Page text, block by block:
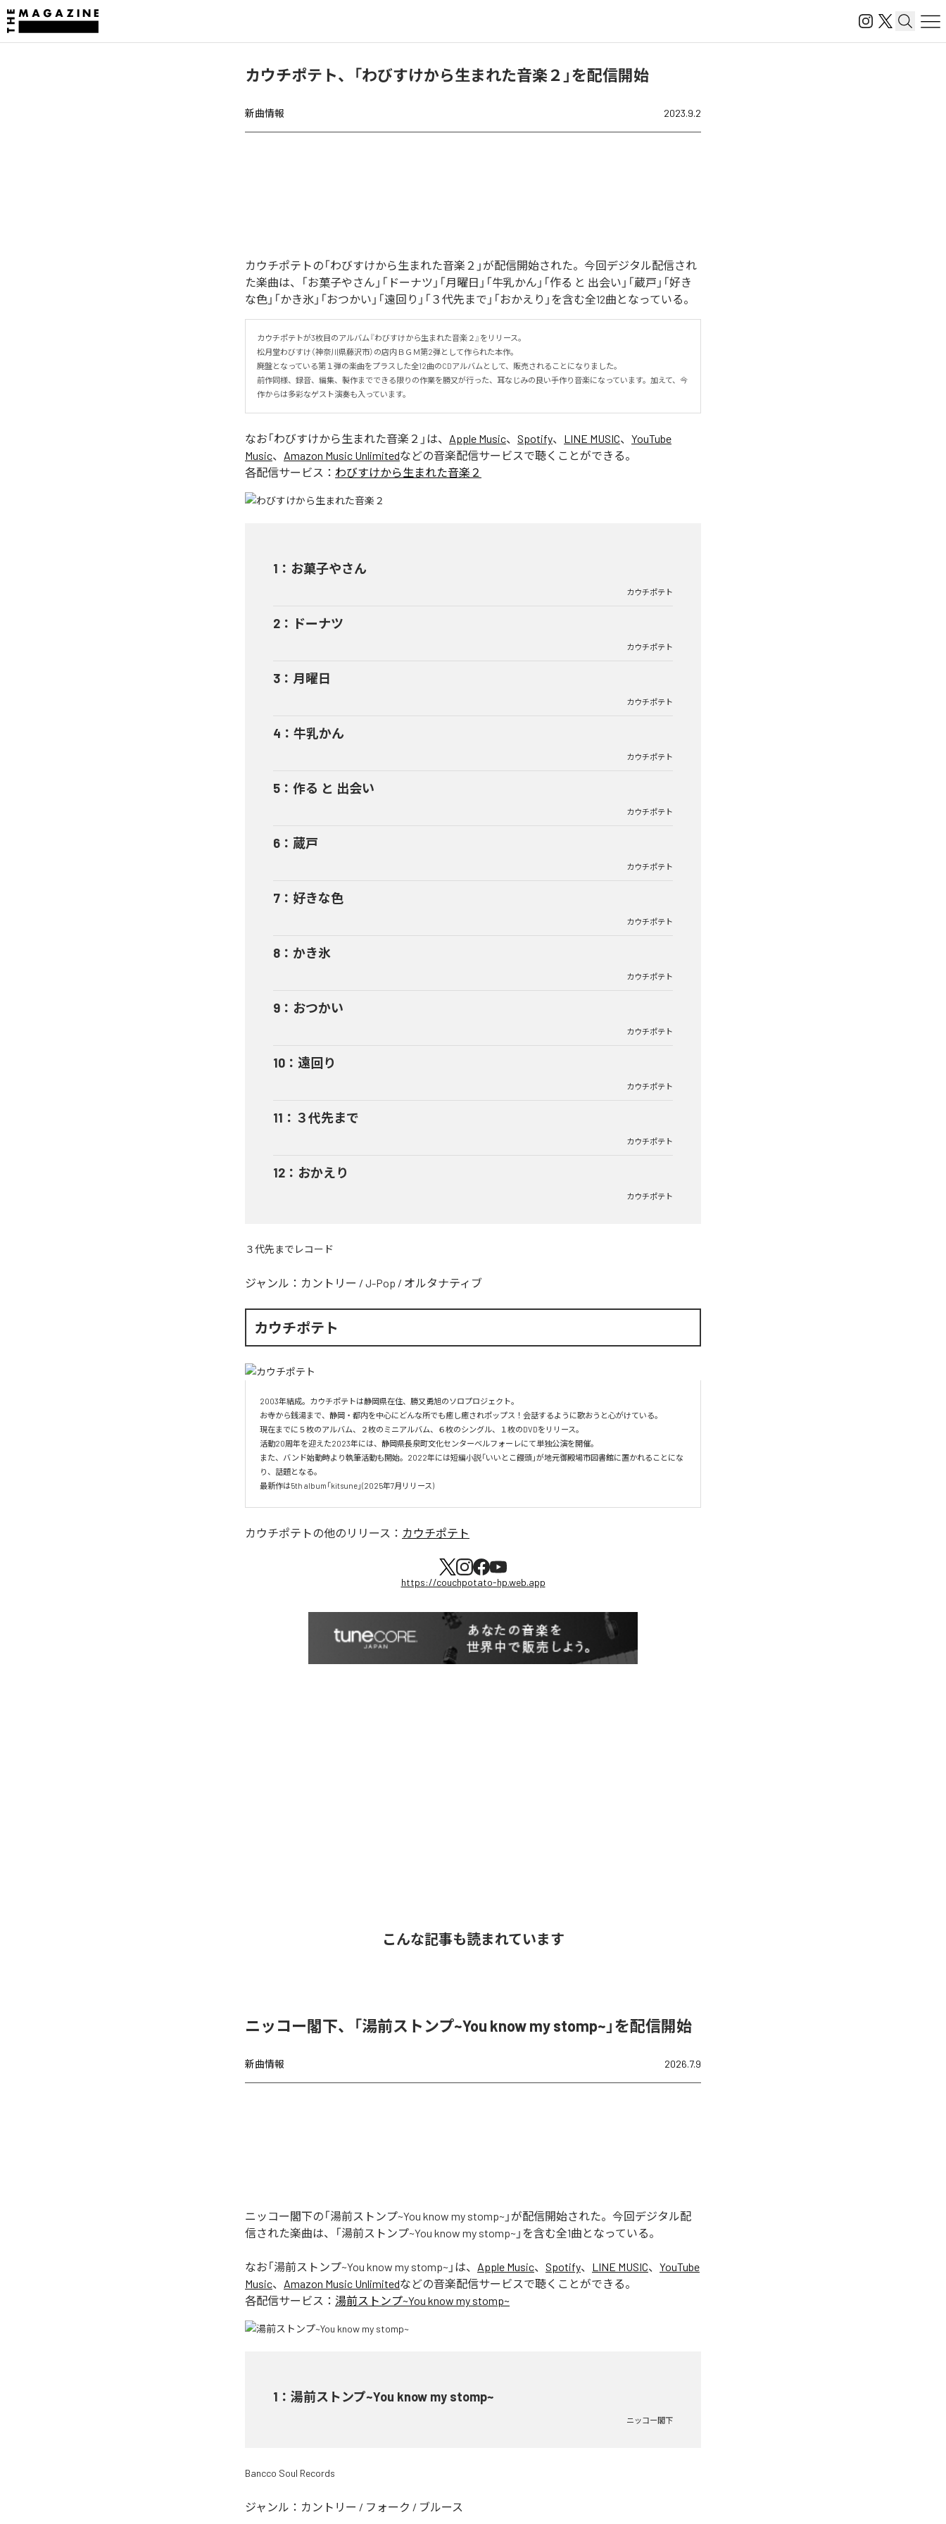
カウチポテト、「わびすけから生まれた音楽２」を配信開始
新曲情報 2023.9.2
カウチポテトの「わびすけから生まれた音楽２」が配信開始された。今回デジタル配信され
た楽曲は、「お菓子やさん」「ドーナツ」「月曜日」「牛乳かん」「作る と 出会い」「蔵戸」「好き
な色」「かき氷」「おつかい」「遠回り」「３代先まで」「おかえり」を含む全12曲となっている。
カウチポテトが3枚目のアルバム『わびすけから生まれた音楽２』をリリース。
松月堂わびすけ（神奈川県藤沢市）の店内ＢＧＭ第2弾として作られた本作。
廃盤となっている第１弾の楽曲をプラスした全12曲のCDアルバムとして、販売されることになりました。
前作同様、録音、編集、製作までできる限りの作業を勝又が行った、耳なじみの良い手作り音楽になっています。加えて、今
作からは多彩なゲスト演奏も入っています。
なお「わびすけから生まれた音楽２ 」は、 Apple Music、 Spotify、 LINE MUSIC、 YouTube
Music、 Amazon Music Unlimitedなどの音楽配信サービスで聴くことができる。
各配信サービス： わびすけから生まれた音楽２
1 ： お菓子やさん
カウチポテト
2 ： ドーナツ
カウチポテト
3 ： 月曜日
カウチポテト
4 ： 牛乳かん
カウチポテト
5 ： 作る と 出会い
カウチポテト
6 ： 蔵戸
カウチポテト
7 ： 好きな色
カウチポテト
8 ： かき氷
カウチポテト
9 ： おつかい
カウチポテト
10 ： 遠回り
カウチポテト
11 ： ３代先まで
カウチポテト
12 ： おかえり
カウチポテト
３代先までレコード
ジャンル： カントリー / J-Pop / オルタナティブ
カウチポテト
2003年結成。カウチポテトは静岡県在住、勝又勇旭のソロプロジェクト。
お寺から銭湯まで、静岡・都内を中心にどんな所でも癒し癒されポップス！会話するように歌おうと心がけている。
現在までに５枚のアルバム、２枚のミニアルバム、６枚のシングル、１枚のDVDをリリース。
活動20周年を迎えた2023年には、静岡県長泉町文化センターベルフォーレにて単独公演を開催。
また、バンド始動時より執筆活動も開始。2022年には短編小説「いいとこ饅頭」が地元御殿場市図書館に置かれることにな
り、話題となる。
最新作は5th album「kitsune」(2025年7月リリース)
カウチポテトの他のリリース： カウチポテト
https://couchpotato-hp.web.app
こんな記事も読まれています
ニッコー閣下、「湯前ストンプ~You know my stomp~」を配信開始
新曲情報 2026.7.9
ニッコー閣下の「湯前ストンプ~You know my stomp~」が配信開始された。今回デジタル配
信された楽曲は、「湯前ストンプ~You know my stomp~」を含む全1曲となっている。
なお「湯前ストンプ~You know my stomp~ 」は、 Apple Music、 Spotify、 LINE MUSIC、 YouTube
Music、 Amazon Music Unlimitedなどの音楽配信サービスで聴くことができる。
各配信サービス： 湯前ストンプ~You know my stomp~
1 ： 湯前ストンプ~You know my stomp~
ニッコー閣下
Bancco Soul Records
ジャンル： カントリー / フォーク / ブルース